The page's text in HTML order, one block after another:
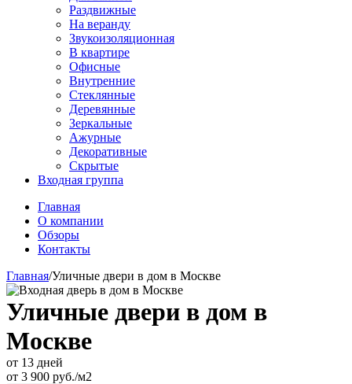
Раздвижные
На веранду
Звукоизоляционная
В квартире
Офисные
Внутренние
Стеклянные
Деревянные
Зеркальные
Ажурные
Декоративные
Скрытые
Входная группа
Главная
О компании
Обзоры
Контакты
Главная/Уличные двери в дом в Москве
Уличные двери в дом в
Москве
от 13 дней
от 3 900 руб./м2